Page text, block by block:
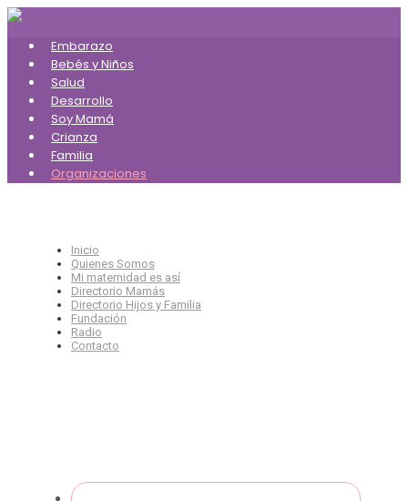
Saltar
contenido
principal
Embarazo
Bebés y Niños
Salud
Desarrollo
Soy Mamá
Crianza
Familia
Organizaciones
Inicio
Quienes Somos
Mi maternidad es así
Directorio Mamás
Directorio Hijos y Familia
Fundación
Radio
Contacto